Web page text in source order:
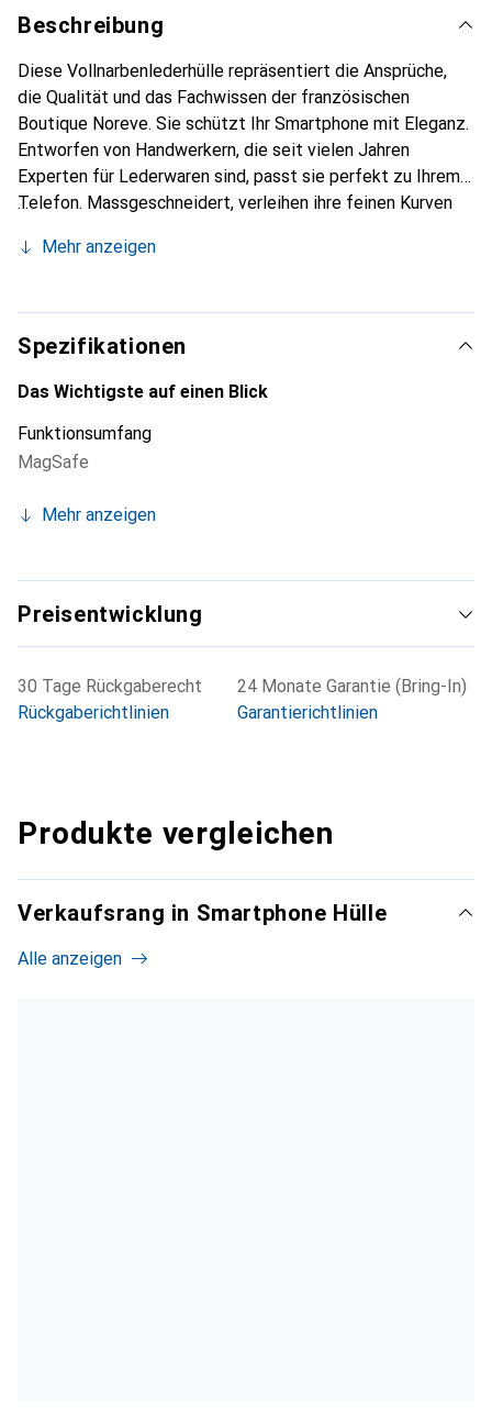
Beschreibung
Diese Vollnarbenlederhülle repräsentiert die Ansprüche,
die Qualität und das Fachwissen der französischen
Boutique Noreve. Sie schützt Ihr Smartphone mit Eleganz.
Entworfen von Handwerkern, die seit vielen Jahren
Experten für Lederwaren sind, passt sie perfekt zu Ihrem
Telefon. Massgeschneidert, verleihen ihre feinen Kurven
unverzichtbaren Accessoire für Ihr Smartphone.
die Marke Noreve eine sichere Wahl für eine
anspruchsvolle Klientel.
Mehr anzeigen
Spezifikationen
Das Wichtigste auf einen Blick
Funktionsumfang
MagSafe
Mehr anzeigen
Preisentwicklung
30 Tage Rückgaberecht
Rückgaberichtlinien
24 Monate Garantie (Bring-In)
Garantierichtlinien
Produkte vergleichen
Verkaufsrang in Smartphone Hülle
Alle anzeigen